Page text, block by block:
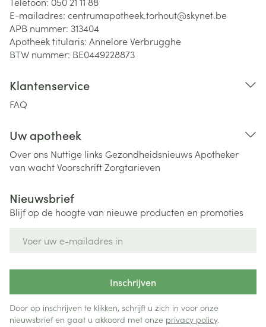
E-mailadres: centrumapotheek.torhout@skynet.be
APB nummer: 313404
Apotheek titularis: Annelore Verbrugghe
BTW nummer: BE0449228873
Klantenservice
FAQ
Uw apotheek
Over ons Nuttige links Gezondheidsnieuws Apotheker
van wachtVoorschriftZorgtarieven
Nieuwsbrief
Blijf op de hoogte van nieuwe producten en promoties
Inschrijven
Door op inschrijven te klikken, schrijft u zich in voor onze
nieuwsbrief en gaat u akkoord met onze privacy policy.